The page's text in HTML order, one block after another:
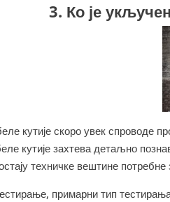
3. Ко је
кутије скоро увек спроводе
кутије захтева детаљно
техничке вештине
примарни тип